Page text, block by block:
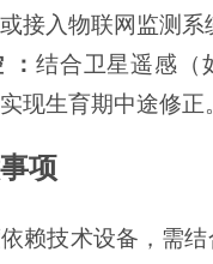
接入物联网监测系
结合卫星遥感（
现生育期中途修正
项
赖技术设备，需